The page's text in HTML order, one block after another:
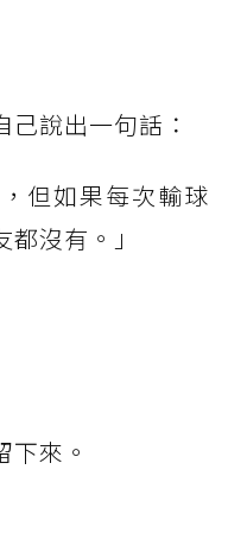
說出一句話：
但如果每次輸球
沒有。」
來。